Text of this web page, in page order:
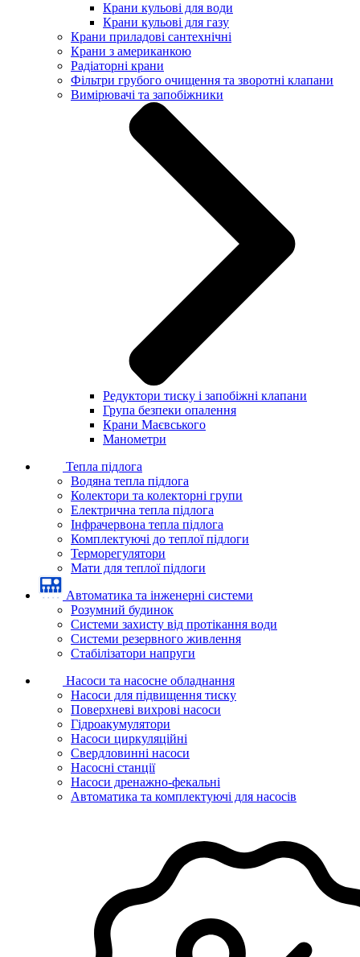
Крани кульові для води
Крани кульові для газу
Крани приладові сантехнічні
Крани з американкою
Радіаторні крани
Фільтри грубого очищення та зворотні клапани
Вимірювачі та запобіжники
Редуктори тиску і запобіжні клапани
Група безпеки опалення
Крани Маєвського
Манометри
Тепла підлога
Водяна тепла підлога
Колектори та колекторні групи
Електрична тепла підлога
Інфрачервона тепла підлога
Комплектуючі до теплої підлоги
Терморегулятори
Мати для теплої підлоги
Автоматика та інженерні системи
Розумний будинок
Системи захисту від протікання води
Системи резервного живлення
Стабілізатори напруги
Насоси та насосне обладнання
Насоси для підвищення тиску
Поверхневі вихрові насоси
Гідроакумулятори
Насоси циркуляційні
Свердловинні насоси
Насосні станції
Насоси дренажно-фекальні
Автоматика та комплектуючі для насосів